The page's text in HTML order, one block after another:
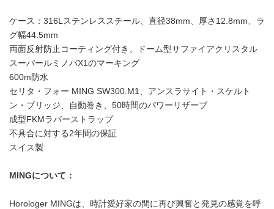
ケース：316Lステンレススチール、直径38mm、厚さ12.8mm、ラ
グ幅44.5mm
両面反射防止コーティング付き、ドーム型サファイアクリスタル
スーパールミノバX1のマーキング
600m防水
セリタ・フォー MING SW300.M1、アンスラサイト・スケルト
ン・ブリッジ、自動巻き、50時間のパワーリザーブ
成型FKMラバーストラップ
不具合に対する2年間の保証
スイス製
MINGについて：
Horologer MINGは、時計愛好家の間に再び興奮と発見の感覚を呼